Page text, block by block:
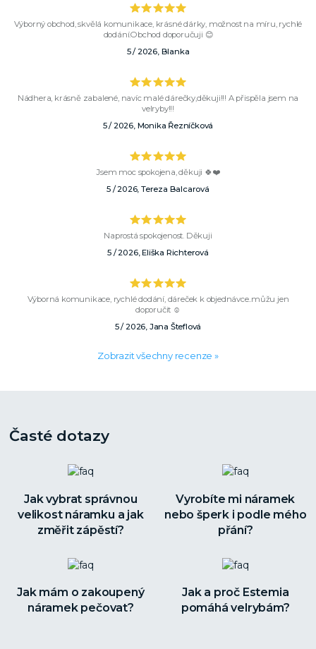
Výborný obchod, skvělá komunikace, krásné dárky, možnost na míru, rychlé
dodání.Obchod doporučuji 😊
5 / 2026, Blanka
Nádhera, krásně zabalené, navíc malé dárečky,děkuji!!! A přispěla jsem na
velryby!!!
5 / 2026, Monika Řezníčková
Jsem moc spokojena, děkuji 🍀❤️
5 / 2026, Tereza Balcarová
Naprostá spokojenost. Děkuji
5 / 2026, Eliška Richterová
Výborná komunikace, rychlé dodání, dáreček k objednávce..můžu jen
doporučit ☺️
5 / 2026, Jana Šteflová
Zobrazit všechny recenze »
Časté dotazy
Jak vybrat správnou
velikost náramku a jak
změřit zápěstí?
Vyrobíte mi náramek
nebo šperk i podle mého
přání?
Jak mám o zakoupený
náramek pečovat?
Jak a proč Estemia
pomáhá velrybám?